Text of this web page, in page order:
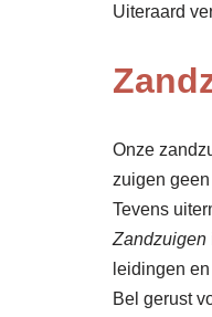
Uiteraard
Onze
zuigen
Tevens
Zandzuigen
leidingen
Bel gerust